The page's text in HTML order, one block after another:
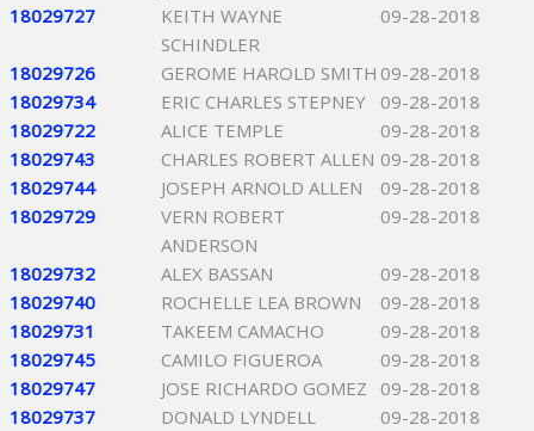
18029727
KEITH WAYNE
SCHINDLER
09-28-2018
18029726 GEROME HAROLD SMITH 09-28-2018
18029734
ERIC CHARLES STEPNEY
09-28-2018
18029722
ALICE TEMPLE
09-28-2018
18029743
CHARLES ROBERT ALLEN 09-28-2018
18029744
JOSEPH ARNOLD ALLEN
09-28-2018
18029729
VERN ROBERT
ANDERSON
09-28-2018
18029732 ALEX BASSAN
09-28-2018
18029740
ROCHELLE LEA BROWN
09-28-2018
18029731
TAKEEM CAMACHO
09-28-2018
18029745
CAMILO FIGUEROA
09-28-2018
18029747
JOSE RICHARDO GOMEZ
09-28-2018
18029737
DONALD LYNDELL
09-28-2018